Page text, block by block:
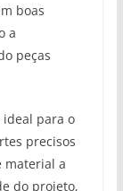
boas
a
peças
ideal para o
precisos
material a
do projeto,